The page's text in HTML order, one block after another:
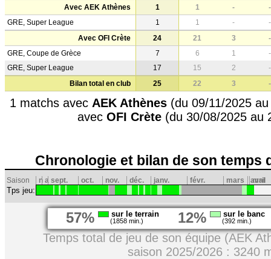
Avec AEK Athènes 1 1 -
-
GRE, Super League
1 1 -
-
Avec OFI Crète
24 21 3
-
GRE, Coupe de Grèce
7 6 1
-
GRE, Super League
17 15 2
-
Bilan total en club
25 22 3 -
1 matchs avec AEK Athènes(du 09/11/2025
avec OFI Crète(du 30/08/2025 au
Chronologie et bilan de son temps
Saison n a sept. oct. nov. déc. janv. févr. mars avril
mai
Tps jeu:
57% sur le terrain
(1858 min.) 12% sur le banc
(392 min.)
Temps total de jeu de son équipe (AEK
saison 2025/2026 : 3240